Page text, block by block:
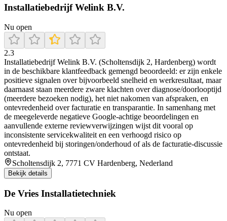
Installatiebedrijf Welink B.V.
Nu open
2.3
Installatiebedrijf Welink B.V. (Scholtensdijk 2, Hardenberg) wordt
in de beschikbare klantfeedback gemengd beoordeeld: er zijn enkele
positieve signalen over bijvoorbeeld snelheid en werkresultaat, maar
daarnaast staan meerdere zware klachten over diagnose/doorlooptijd
(meerdere bezoeken nodig), het niet nakomen van afspraken, en
ontevredenheid over facturatie en transparantie. In samenhang met
de meegeleverde negatieve Google-achtige beoordelingen en
aanvullende externe reviewverwijzingen wijst dit vooral op
inconsistente servicekwaliteit en een verhoogd risico op
ontevredenheid bij storingen/onderhoud of als de facturatie-discussie
ontstaat.
Scholtensdijk 2, 7771 CV Hardenberg, Nederland
Bekijk details
De Vries Installatietechniek
Nu open